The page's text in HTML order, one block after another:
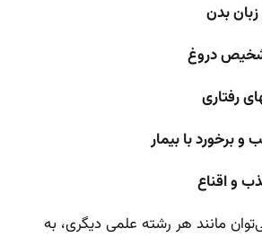
بدن
دروغ
رفتاری
برخورد با بیمار
و اقناع
مانند هر رشته علمی دیگری، به